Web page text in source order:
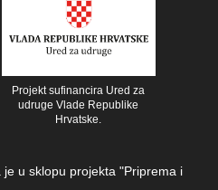
Projekt sufinancira Ured za
udruge Vlade Republike
Hrvatske.
u sklopu projekta "Priprema i